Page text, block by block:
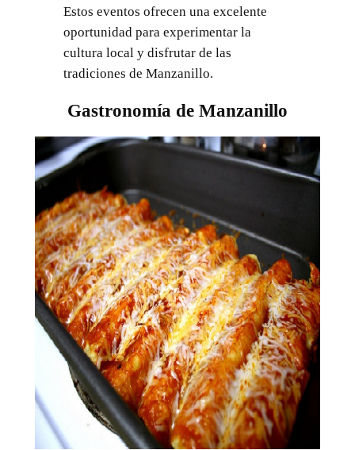
Estos eventos ofrecen una excelente
oportunidad para experimentar la
cultura local y disfrutar de las
tradiciones de Manzanillo.
Gastronomía de Manzanillo